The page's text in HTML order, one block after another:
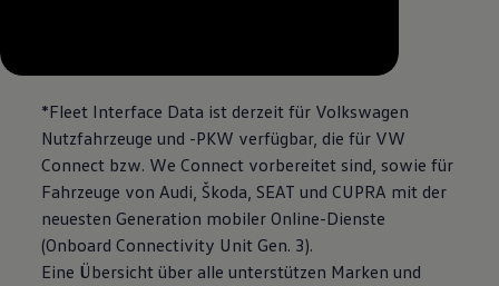
*Fleet Interface Data ist derzeit für Volkswagen
Nutzfahrzeuge und -PKW verfügbar, die für VW
Connect bzw. We Connect vorbereitet sind, sowie für
Fahrzeuge von Audi, Škoda, SEAT und CUPRA mit der
neuesten Generation mobiler Online-Dienste
(Onboard Connectivity Unit Gen. 3).
Eine Übersicht über alle unterstützen Marken und